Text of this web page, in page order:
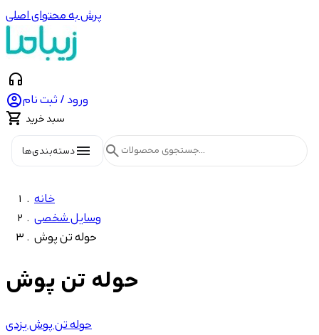
پرش به محتوای اصلی
headphones
ورود / ثبت نام
 سبد خرید
menuدسته‌بندی‌ها search
خانه
وسایل شخصی
حوله تن پوش
حوله تن پوش
حوله تن پوش یزدی